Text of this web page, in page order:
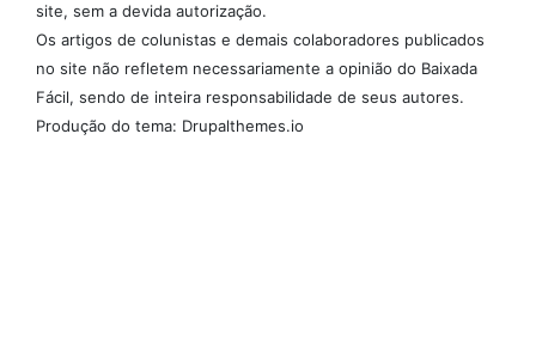
site, sem a devida autorização.
Os artigos de colunistas e demais colaboradores publicados
no site não refletem necessariamente a opinião do Baixada
Fácil, sendo de inteira responsabilidade de seus autores.
Produção do tema: Drupalthemes.io